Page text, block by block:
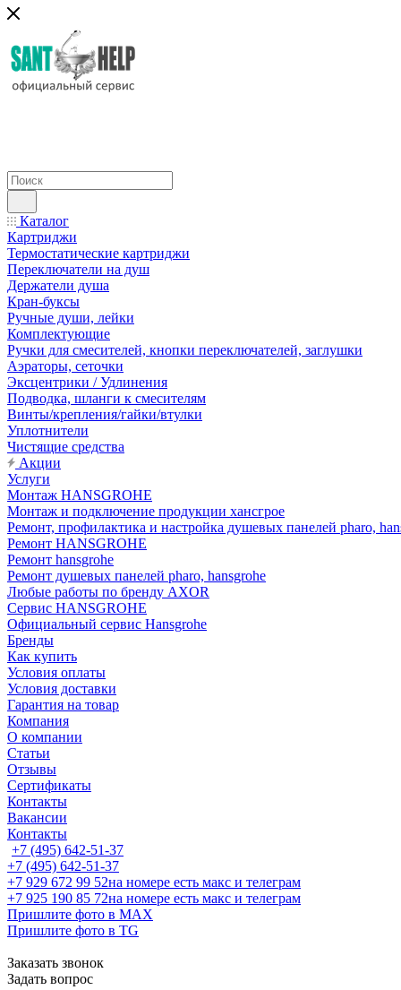
Каталог
Картриджи
Термостатические картриджи
Переключатели на душ
Держатели душа
Кран-буксы
Ручные души, лейки
Комплектующие
Ручки для смесителей, кнопки переключателей, заглушки
Аэраторы, сеточки
Эксцентрики / Удлинения
Подводка, шланги к смесителям
Винты/крепления/гайки/втулки
Уплотнители
Чистящие средства
Акции
Услуги
Монтаж HANSGROHE
Монтаж и подключение продукции хансгрое
Ремонт, профилактика и настройка душевых панелей pharo,
Ремонт HANSGROHE
Ремонт hansgrohe
Ремонт душевых панелей pharo, hansgrohe
Любые работы по бренду AXOR
Сервис HANSGROHE
Официальный сервис Hansgrohe
Бренды
Как купить
Условия оплаты
Условия доставки
Гарантия на товар
Компания
О компании
Статьи
Отзывы
Сертификаты
Контакты
Вакансии
Контакты
+7 (495) 642-51-37
+7 (495) 642-51-37
+7 929 672 99 52на номере есть макс и телеграм
+7 925 190 85 72на номере есть макс и телеграм
Пришлите фото в MAX
Пришлите фото в TG
Заказать звонок
Задать вопрос